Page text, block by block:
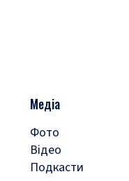
Медіа
Фото
Відео
Подкасти